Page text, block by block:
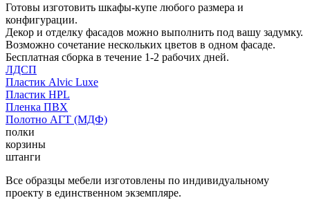
Готовы изготовить шкафы-купе любого размера и
конфигурации.
Декор и отделку фасадов можно выполнить под вашу задумку.
Возможно сочетание нескольких цветов в одном фасаде.
Бесплатная сборка в течение 1-2 рабочих дней.
ЛДСП
Пластик Alvic Luxe
Пластик HPL
Пленка ПВХ
Полотно АГТ (МДФ)
полки
корзины
штанги
Все образцы мебели изготовлены по индивидуальному
проекту в единственном экземпляре.